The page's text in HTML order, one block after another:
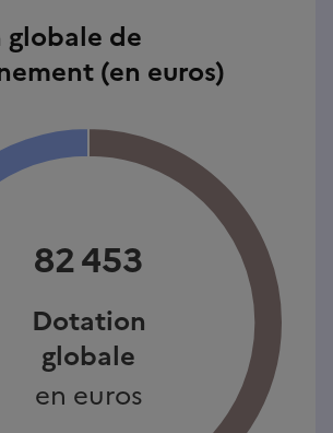
de
(en euros)
82 453
Dotation
globale
en euros